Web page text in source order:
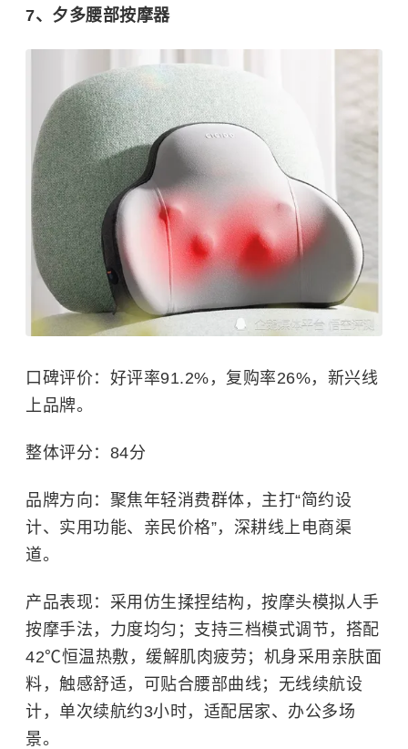
7、夕多腰部按摩器
口碑评价：好评率91.2%，复购率26%，新兴线
上品牌。
整体评分：84分
品牌方向：聚焦年轻消费群体，主打“简约设
计、实用功能、亲民价格”，深耕线上电商渠
道。
产品表现：采用仿生揉捏结构，按摩头模拟人手
按摩手法，力度均匀；支持三档模式调节，搭配
42℃恒温热敷，缓解肌肉疲劳；机身采用亲肤面
料，触感舒适，可贴合腰部曲线；无线续航设
计，单次续航约3小时，适配居家、办公多场
景。